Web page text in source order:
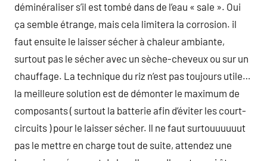
déminéraliser s’il est tombé dans de l’eau « sale ». Oui
ça semble étrange, mais cela limitera la corrosion. il
faut ensuite le laisser sécher à chaleur ambiante,
surtout pas le sécher avec un sèche-cheveux ou sur un
chauffage. La technique du riz n’est pas toujours utile…
la meilleure solution est de démonter le maximum de
composants ( surtout la batterie afin d’éviter les court-
circuits ) pour le laisser sécher. Il ne faut surtouuuuuut
pas le mettre en charge tout de suite, attendez une